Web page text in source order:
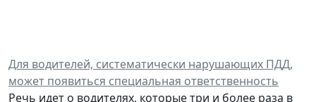
Для водителей, систематически нарушающих ПДД,
может появиться специальная ответственность
Речь идет о водителях, которые три и более раза в